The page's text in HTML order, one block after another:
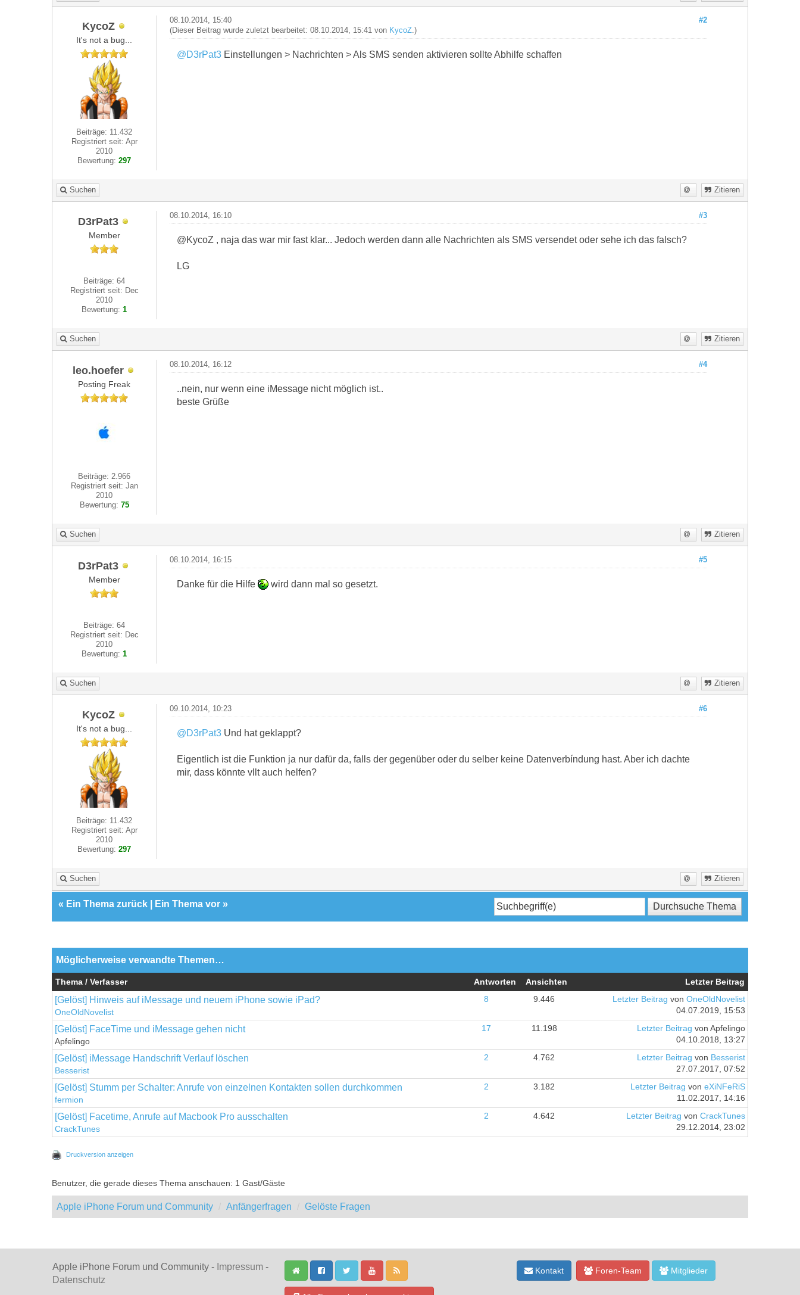
KycoZ
It's not a bug...
Beiträge: 11.432
Registriert seit: Apr
2010
Bewertung:297
#2
08.10.2014, 15:40
(Dieser Beitrag wurde zuletzt bearbeitet: 08.10.2014, 15:41 von KycoZ.)
@D3rPat3Einstellungen > Nachrichten > Als SMS senden aktivieren sollte Abhilfe schaffen
Suchen Zitieren
D3rPat3
Member
Beiträge: 64
Registriert seit: Dec
2010
Bewertung:1
#3
08.10.2014, 16:10
@KycoZ , naja das war mir fast klar... Jedoch werden dann alle Nachrichten als SMS versendet oder sehe ich das falsch?
LG
Suchen Zitieren
leo.hoefer
Posting Freak
Beiträge: 2.966
Registriert seit: Jan
2010
Bewertung: 75
#4
08.10.2014, 16:12
..nein, nur wenn eine iMessage nicht möglich ist..
beste Grüße
Suchen Zitieren
D3rPat3
Member
Beiträge: 64
Registriert seit: Dec
2010
Bewertung:1
#5
08.10.2014, 16:15
Danke für die Hilfe wird dann mal so gesetzt.
Suchen Zitieren
KycoZ
It's not a bug...
Beiträge: 11.432
Registriert seit: Apr
2010
Bewertung:297
#6
09.10.2014, 10:23
@D3rPat3Und hat geklappt?
Eigentlich ist die Funktion ja nur dafür da, falls der gegenüber oder du selber keine Datenverbíndung hast. Aber ich dachte
mir, dass könnte vllt auch helfen?
Suchen Zitieren
« Ein Thema zurück Ein Thema vor »
Möglicherweise verwandte Themen…
Thema / Verfasser Antworten Ansichten Letzter Beitrag
[Gelöst] Hinweis auf iMessage und neuem iPhone sowie iPad?
OneOldNovelist
8 9.446 Letzter Beitrag von OneOldNovelist
04.07.2019, 15:53
[Gelöst] FaceTime und iMessage gehen nicht
Apfelingo
17 11.198 Letzter Beitrag von Apfelingo
04.10.2018, 13:27
[Gelöst] iMessage Handschrift Verlauf löschen
Besserist
2 4.762 Letzter Beitrag von Besserist
27.07.2017, 07:52
[Gelöst] Stumm per Schalter: Anrufe von einzelnen Kontakten sollen durchkommen
fermion
2 3.182 Letzter Beitrag von eXiNFeRiS
11.02.2017, 14:16
[Gelöst] Facetime, Anrufe auf Macbook Pro ausschalten
CrackTunes
2 4.642 Letzter Beitrag von CrackTunes
29.12.2014, 23:02
Druckversion anzeigen
Benutzer, die gerade dieses Thema anschauen: 1 Gast/Gäste
Apple iPhone Forum und Community Anfängerfragen Gelöste Fragen
Apple iPhone Forum und Community - Impressum -
Datenschutz
Kontakt Foren-Team Mitglieder